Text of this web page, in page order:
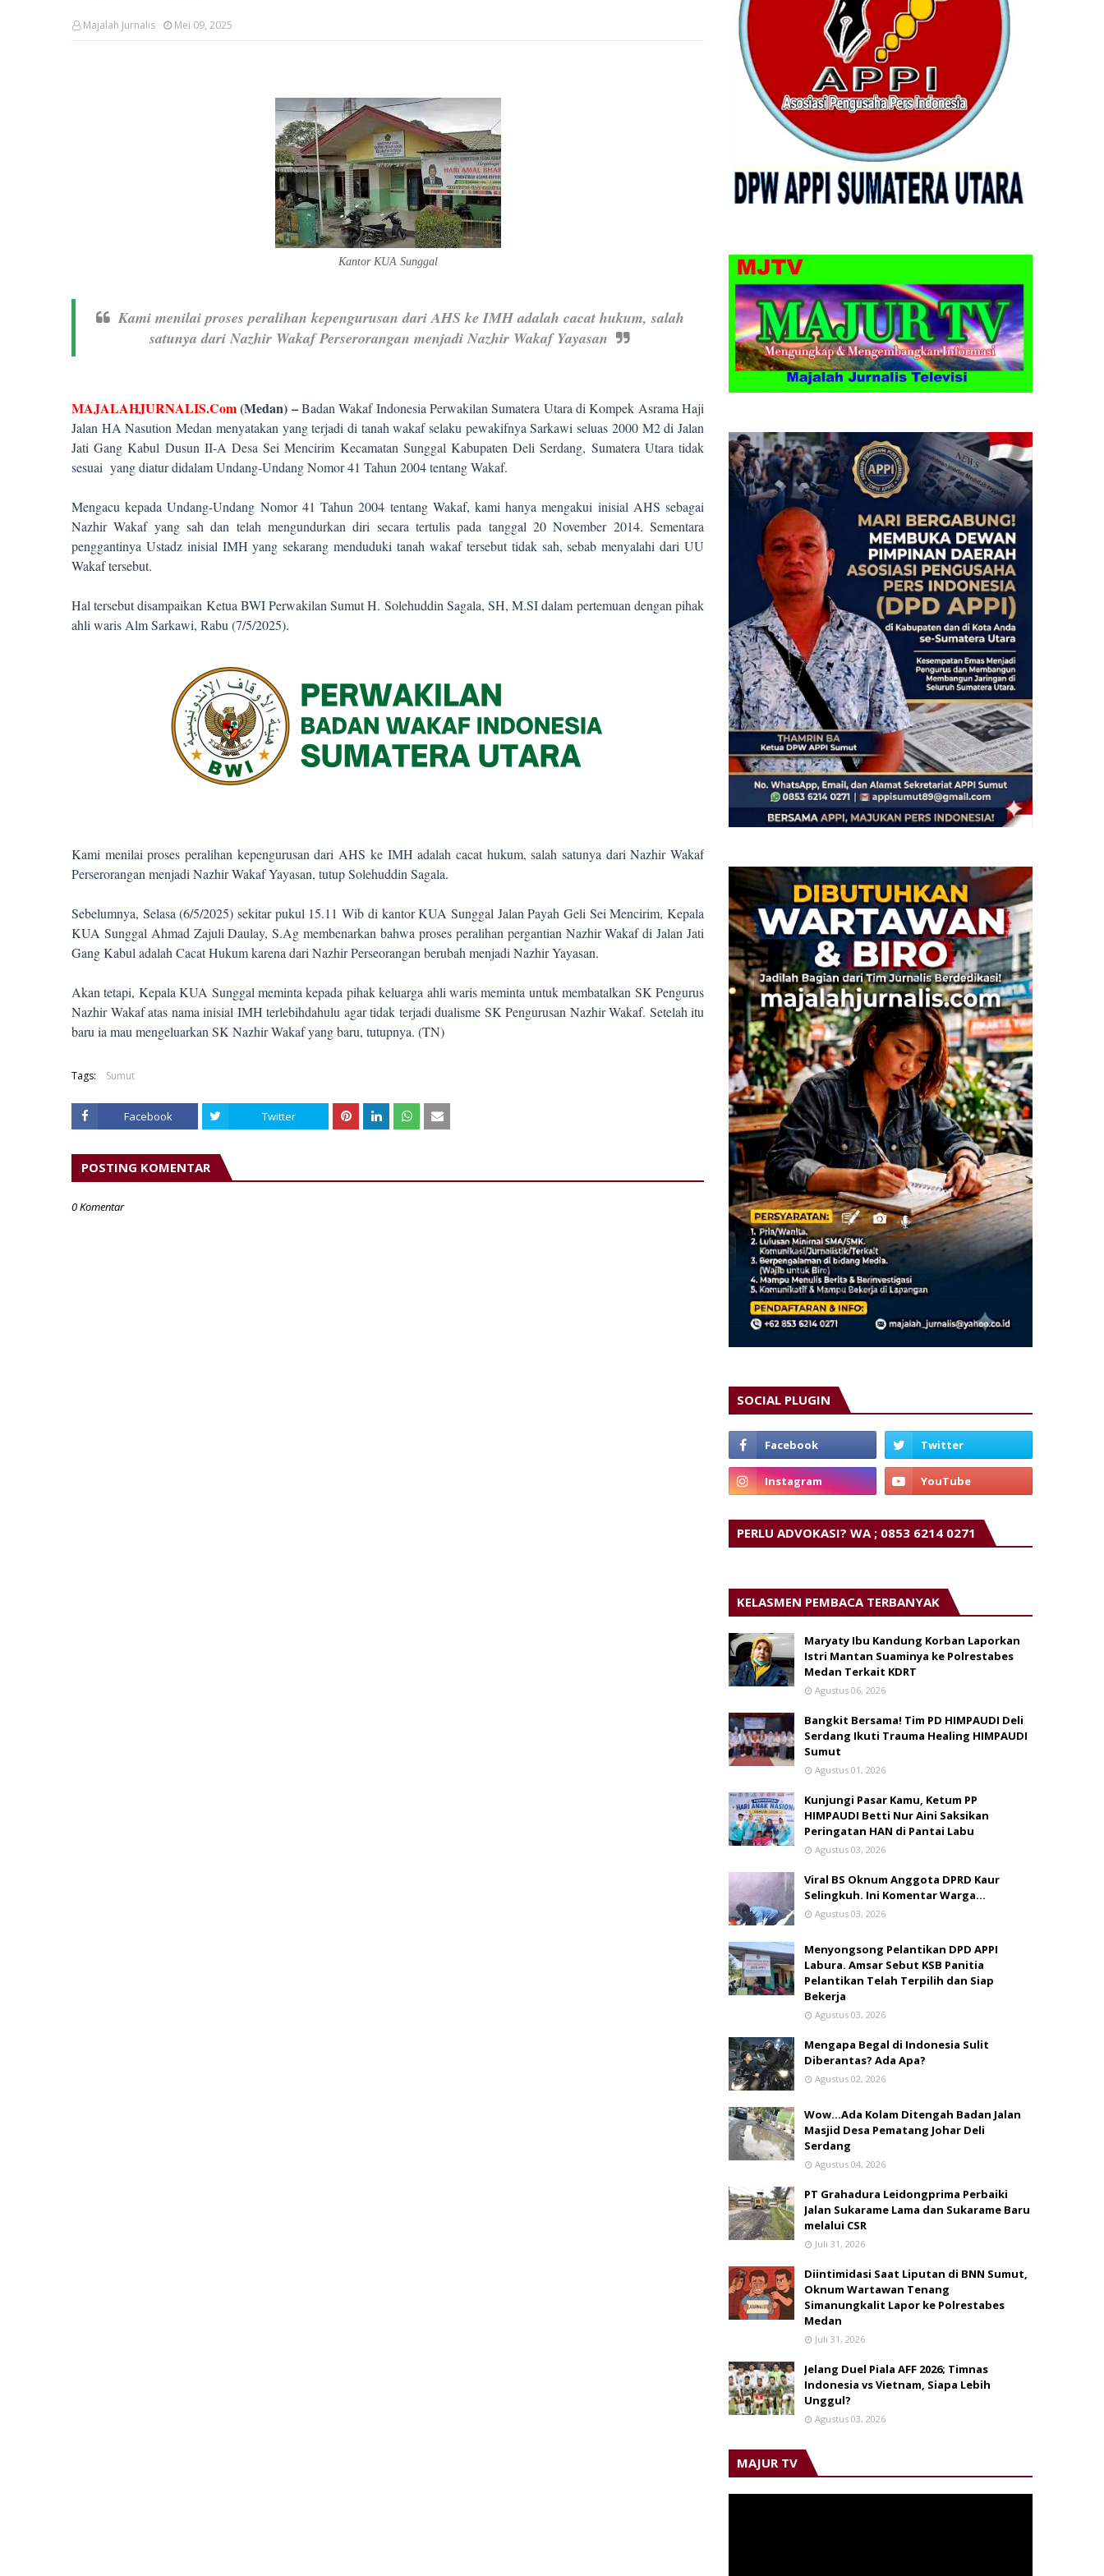
Majalah Jurnalis Mei 09, 2025
Kantor KUA Sunggal
Kami menilai proses peralihan kepengurusan dari AHS ke IMH adalah cacat hukum, salah
satunya dari Nazhir Wakaf Perserorangan menjadi Nazhir Wakaf Yayasan
MAJALAHJURNALIS.Com(Medan) –Badan Wakaf Indonesia Perwakilan Sumatera Utara di Kompek Asrama Haji
Jalan HA Nasution Medan menyatakan yang terjadi di tanah wakaf selaku pewakifnya Sarkawi seluas 2000 M2 di Jalan
Jati Gang Kabul Dusun II-A Desa Sei Mencirim Kecamatan Sunggal Kabupaten Deli Serdang, Sumatera Utara tidak
sesuai yang diatur didalam Undang-Undang Nomor 41 Tahun 2004 tentang Wakaf.
Mengacu kepada Undang-Undang Nomor 41 Tahun 2004 tentang Wakaf, kami hanya mengakui inisial AHS sebagai
Nazhir Wakaf yang sah dan telah mengundurkan diri secara tertulis pada tanggal 20 November 2014. Sementara
penggantinya Ustadz inisial IMH yang sekarang menduduki tanah wakaf tersebut tidak sah, sebab menyalahi dari UU
Wakaf tersebut.
Hal tersebut disampaikan Ketua BWI Perwakilan Sumut H. Solehuddin Sagala, SH, M.SI dalam pertemuan dengan pihak
ahli waris Alm Sarkawi, Rabu (7/5/2025).
Kami menilai proses peralihan kepengurusan dari AHS ke IMH adalah cacat hukum, salah satunya dari Nazhir Wakaf
Perserorangan menjadi Nazhir Wakaf Yayasan, tutup Solehuddin Sagala.
Sebelumnya, Selasa (6/5/2025) sekitar pukul 15.11 Wib di kantor KUA Sunggal Jalan Payah Geli Sei Mencirim, Kepala
KUA Sunggal Ahmad Zajuli Daulay, S.Ag membenarkan bahwa proses peralihan pergantian Nazhir Wakaf di Jalan Jati
Gang Kabul adalah Cacat Hukum karena dari Nazhir Perseorangan berubah menjadi Nazhir Yayasan.
Akan tetapi, Kepala KUA Sunggal meminta kepada pihak keluarga ahli waris meminta untuk membatalkan SK Pengurus
Nazhir Wakaf atas nama inisial IMH terlebihdahulu agar tidak terjadi dualisme SK Pengurusan Nazhir Wakaf. Setelah itu
baru ia mau mengeluarkan SK Nazhir Wakaf yang baru, tutupnya. (TN)
Tags: Sumut
Facebook Twitter
POSTING KOMENTAR
0 Komentar
SOCIAL PLUGIN
PERLU ADVOKASI? WA ; 0853 6214 0271
KELASMEN PEMBACA TERBANYAK
Maryaty Ibu Kandung Korban Laporkan
Istri Mantan Suaminya ke Polrestabes
Medan Terkait KDRT
Agustus 06, 2026
Bangkit Bersama! Tim PD HIMPAUDI Deli
Serdang Ikuti Trauma Healing HIMPAUDI
Sumut
Agustus 01, 2026
Kunjungi Pasar Kamu, Ketum PP
HIMPAUDI Betti Nur Aini Saksikan
Peringatan HAN di Pantai Labu
Agustus 03, 2026
Viral BS Oknum Anggota DPRD Kaur
Selingkuh. Ini Komentar Warga…
Agustus 03, 2026
Menyongsong Pelantikan DPD APPI
Labura. Amsar Sebut KSB Panitia
Pelantikan Telah Terpilih dan Siap
Bekerja
Agustus 03, 2026
Mengapa Begal di Indonesia Sulit
Diberantas? Ada Apa?
Agustus 02, 2026
Wow...Ada Kolam Ditengah Badan Jalan
Masjid Desa Pematang Johar Deli
Serdang
Agustus 04, 2026
PT Grahadura Leidongprima Perbaiki
Jalan Sukarame Lama dan Sukarame Baru
melalui CSR
Juli 31, 2026
Diintimidasi Saat Liputan di BNN Sumut,
Oknum Wartawan Tenang
Simanungkalit Lapor ke Polrestabes
Medan
Juli 31, 2026
Jelang Duel Piala AFF 2026; Timnas
Indonesia vs Vietnam, Siapa Lebih
Unggul?
Agustus 03, 2026
MAJUR TV